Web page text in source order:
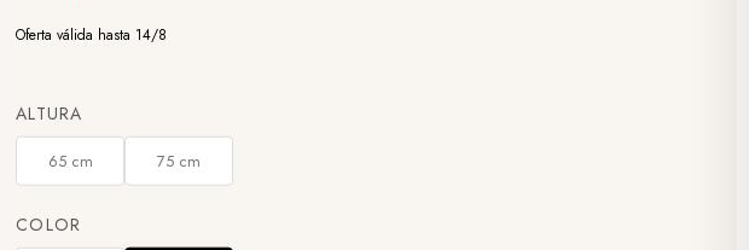
Oferta válida hasta 14/8
ALTURA
65 cm 75 cm
COLOR